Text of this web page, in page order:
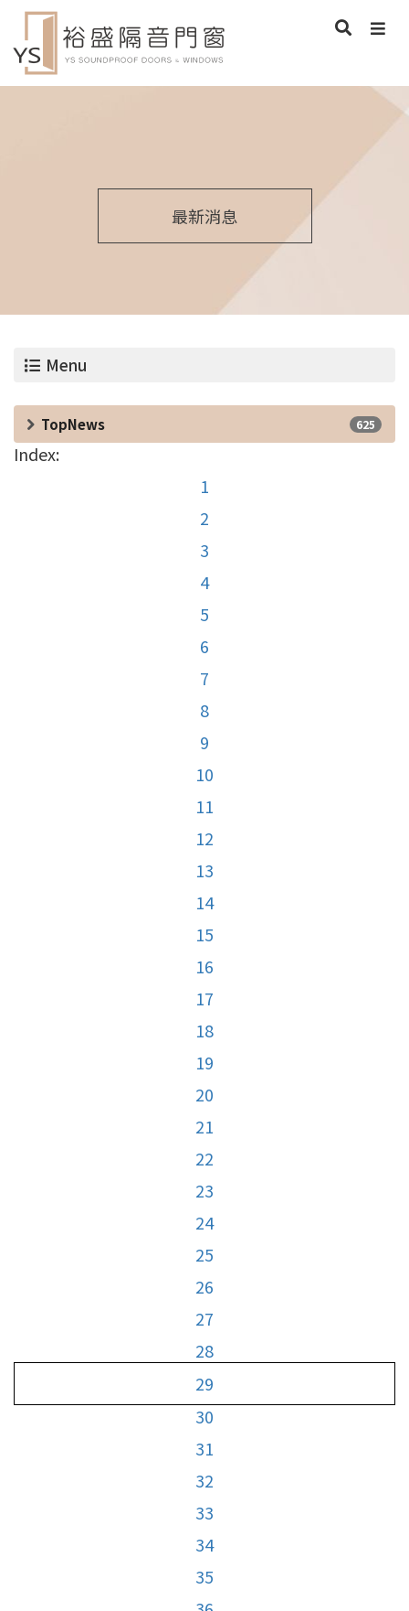
最新消息
Menu
TopNews 625
Index:
1
2
3
4
5
6
7
8
9
10
11
12
13
14
15
16
17
18
19
20
21
22
23
24
25
26
27
28
29
30
31
32
33
34
35